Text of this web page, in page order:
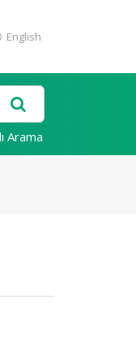
English
Arama